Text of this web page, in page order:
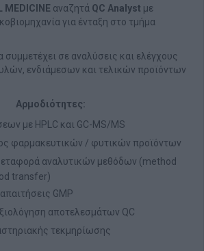
MEDICINE αναζητά QC Analyst με
για ένταξη στο τμήμα
σε αναλύσεις και ελέγχους
ενδιάμεσων και τελικών προϊόντων
Αρμοδιότητες:
με HPLC και GC-MS/MS
φαρμακευτικών / φυτικών προϊόντων
αναλυτικών μεθόδων (method
transfer)
GMP
αποτελεσμάτων QC
τεκμηρίωσης